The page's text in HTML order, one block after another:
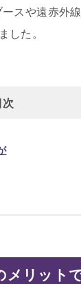
スや遠赤外
した。
次
メリット